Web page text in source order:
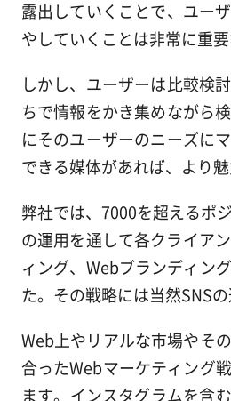
露出していくことで、ユー
やしていくことは非常に重要
しかし、ユーザーは比較検
ちで情報をかき集めながら
にそのユーザーのニーズに
できる媒体があれば、より魅
弊社では、7000を超えるポ
の運用を通して各クライア
ィング、Webブランディン
た。その戦略には当然SNSの
Web上やリアルな市場やそ
合ったWebマーケティング
ます。インスタグラムを含